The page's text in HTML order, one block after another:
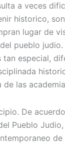
a veces
historico,
lugar de
pueblo
especial,
las
De
Pueblo